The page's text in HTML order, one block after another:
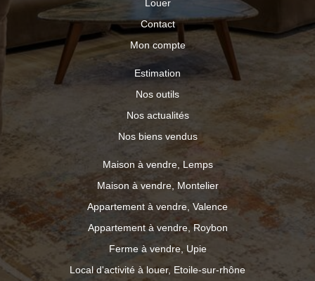
Louer
Contact
Mon compte
Estimation
Nos outils
Nos actualités
Nos biens vendus
Maison à vendre, Lemps
Maison à vendre, Montelier
Appartement à vendre, Valence
Appartement à vendre, Roybon
Ferme à vendre, Upie
Local d'activité à louer, Etoile-sur-rhône